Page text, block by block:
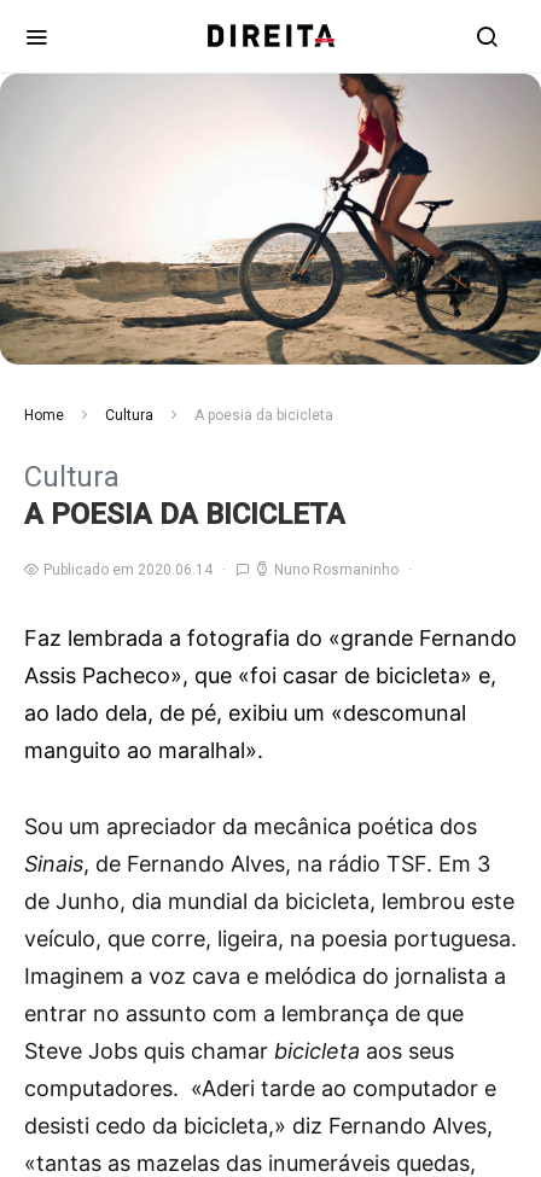
Home Cultura A poesia da bicicleta
Cultura
A POESIA DA BICICLETA
Publicado em 2020.06.14 Nuno Rosmaninho
Faz lembrada a fotografia do «grande Fernando
Assis Pacheco», que «foi casar de bicicleta» e,
ao lado dela, de pé, exibiu um «descomunal
manguito ao maralhal».
Sou um apreciador da mecânica poética dos
Sinais, de Fernando Alves, na rádio TSF. Em 3
de Junho, dia mundial da bicicleta, lembrou este
veículo, que corre, ligeira, na poesia portuguesa.
Imaginem a voz cava e melódica do jornalista a
entrar no assunto com a lembrança de que
Steve Jobs quis chamar bicicleta aos seus
computadores. «Aderi tarde ao computador e
desisti cedo da bicicleta,» diz Fernando Alves,
«tantas as mazelas das inumeráveis quedas,